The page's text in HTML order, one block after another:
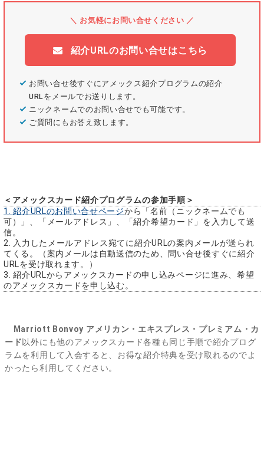
＼ お気軽にお問い合せください ／
紹介URLのお問い合せはこちら
お問い合せ後すぐにアメックス紹介プログラムの紹介
URLをメールでお送りします。
ニックネームでのお問い合せでも可能です。
ご質問にもお答え致します。
＜アメックスカード紹介プログラムの参加手順＞
1. 紹介URLのお問い合せページから「名前（ニックネームでも
可）」、「メールアドレス」、「紹介希望カード」を入力して送
信。
2. 入力したメールアドレス宛てに紹介URLの案内メールが送られ
てくる。（案内メールは自動送信のため、問い合せ後すぐに紹介
URLを受け取れます。）
3. 紹介URLからアメックスカードの申し込みページに進み、希望
のアメックスカードを申し込む。
Marriott Bonvoy アメリカン・エキスプレス・プレミアム・カ
ード以外にも他のアメックスカード各種も同じ手順で紹介プログ
ラムを利用して入会すると、お得な紹介特典を受け取れるのでよ
かったら利用してください。